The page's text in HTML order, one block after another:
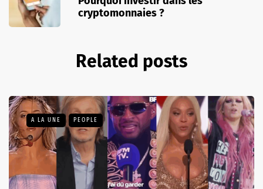
cryptomonnaies ?
Related posts
A LA UNE PEOPLE